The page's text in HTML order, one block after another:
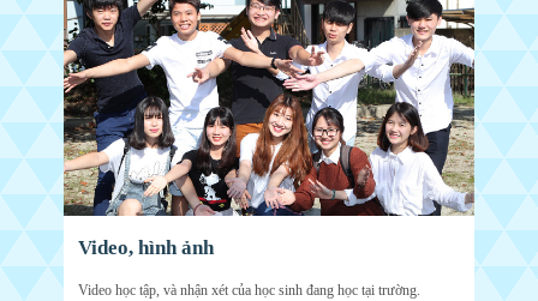
Video, hình ảnh
Video học tập, và nhận xét của học sinh đang học tại trường.